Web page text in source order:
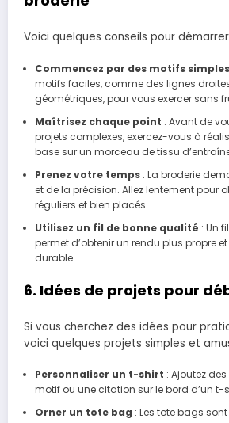
Voici quelques conseils pour
Commencez par des motifs simples
motifs faciles, comme des lignes
géométriques, pour vous exercer sans
Maîtrisez chaque point : Avant de
projets complexes, exercez-vous à
base sur un morceau de tissu
Prenez votre temps: La broderie
et de la précision. Allez lentement pour
réguliers et bien placés.
Utilisez un fil de bonne qualité : Un
permet d’obtenir un rendu plus propre
durable.
6. Idées de projets pour
Si vous cherchez des idées pour
voici quelques projets simples et
Personnaliser un t-shirt : Ajoutez
motif ou une citation sur le bord d’un t-
Orner un tote bag : Les tote bags